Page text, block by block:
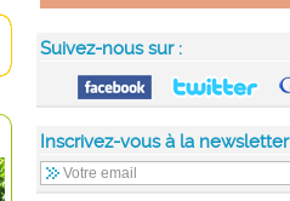
Suivez-nous sur :
Inscrivez-vous à la newsletter